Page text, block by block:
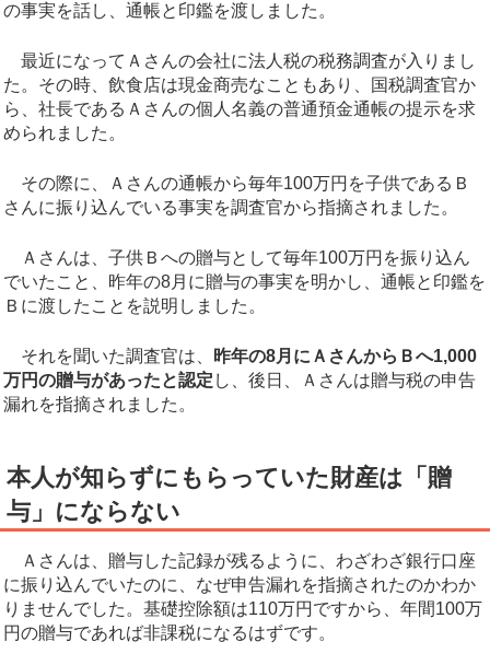
の事実を話し、通帳と印鑑を渡しました。
最近になってＡさんの会社に法人税の税務調査が入りまし
た。その時、飲食店は現金商売なこともあり、国税調査官か
ら、社長であるＡさんの個人名義の普通預金通帳の提示を求
められました。
その際に、Ａさんの通帳から毎年100万円を子供であるＢ
さんに振り込んでいる事実を調査官から指摘されました。
Ａさんは、子供Ｂへの贈与として毎年100万円を振り込ん
でいたこと、昨年の8月に贈与の事実を明かし、通帳と印鑑を
Ｂに渡したことを説明しました。
それを聞いた調査官は、
昨年の8月にＡさんからＢへ1,000
万円の贈与があったと認定 し、後日、Ａさんは贈与税の申告
漏れを指摘されました。
本人が知らずにもらっていた財産は「贈
与」にならない
Ａさんは、贈与した記録が残るように、わざわざ銀行口座
に振り込んでいたのに、なぜ申告漏れを指摘されたのかわか
りませんでした。基礎控除額は110万円ですから、年間100万
円の贈与であれば非課税になるはずです。